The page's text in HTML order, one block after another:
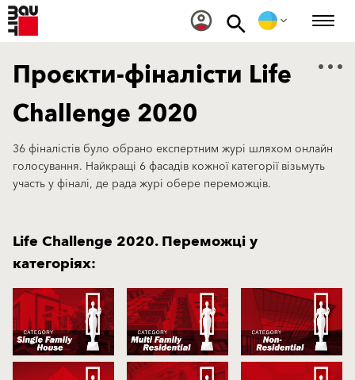
Проєкти-фіналісти Life
Challenge 2020
36 фіналістів було обрано експертним журі шляхом онлайн
голосування. Найкращі 6 фасадів кожної категорії візьмуть
участь у фіналі, де рада журі обере переможців.
Life Challenge 2020. Переможці у
категоріях: